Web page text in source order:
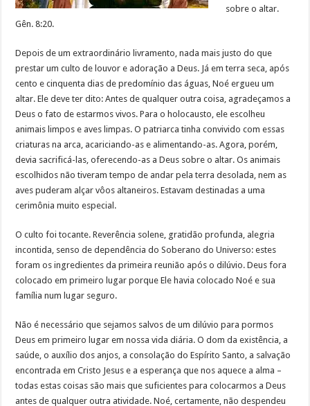
sobre o altar.
Gên. 8:20.
Depois de um extraordinário livramento, nada mais justo do que
prestar um culto de louvor e adoração a Deus. Já em terra seca, após
cento e cinquenta dias de predomínio das águas, Noé ergueu um
altar. Ele deve ter dito: Antes de qualquer outra coisa, agradeçamos a
Deus o fato de estarmos vivos. Para o holocausto, ele escolheu
animais limpos e aves limpas. O patriarca tinha convivido com essas
criaturas na arca, acariciando-as e alimentando-as. Agora, porém,
devia sacrificá-las, oferecendo-as a Deus sobre o altar. Os animais
escolhidos não tiveram tempo de andar pela terra desolada, nem as
aves puderam alçar vôos altaneiros. Estavam destinadas a uma
cerimônia muito especial.
O culto foi tocante. Reverência solene, gratidão profunda, alegria
incontida, senso de dependência do Soberano do Universo: estes
foram os ingredientes da primeira reunião após o dilúvio. Deus fora
colocado em primeiro lugar porque Ele havia colocado Noé e sua
família num lugar seguro.
Não é necessário que sejamos salvos de um dilúvio para pormos
Deus em primeiro lugar em nossa vida diária. O dom da existência, a
saúde, o auxílio dos anjos, a consolação do Espírito Santo, a salvação
encontrada em Cristo Jesus e a esperança que nos aquece a alma –
todas estas coisas são mais que suficientes para colocarmos a Deus
antes de qualquer outra atividade. Noé, certamente, não despendeu